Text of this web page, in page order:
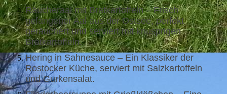
Räucheraal mit Bratkartoffeln – Frisch
gefangener Aal aus der Ostsee, perfekt
geräuchert und serviert mit knusprigen
Bratkartoffeln.
Hering in Sahnesauce – Ein Klassiker der
Rostocker Küche, serviert mit Salzkartoffeln
und Gurkensalat.